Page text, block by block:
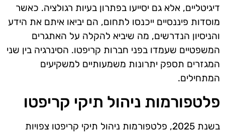
דיגיטליים, אלא גם יסייעו בפתרון בעיות רגולציה. כאשר
מוסדות פיננסיים ייכנסו לתחום, הם יביאו איתם את הידע
והניסיון הנדרשים, מה שיביא להקלה על האתגרים
המשפטיים שעמדו בפני חברות קריפטו. הסינרגיה בין שני
המגזרים תספק יתרונות משמעותיים למשקיעים
המתחילים.
פלטפורמות ניהול תיקי קריפטו
בשנת 2025, פלטפורמות ניהול תיקי קריפטו צפויות